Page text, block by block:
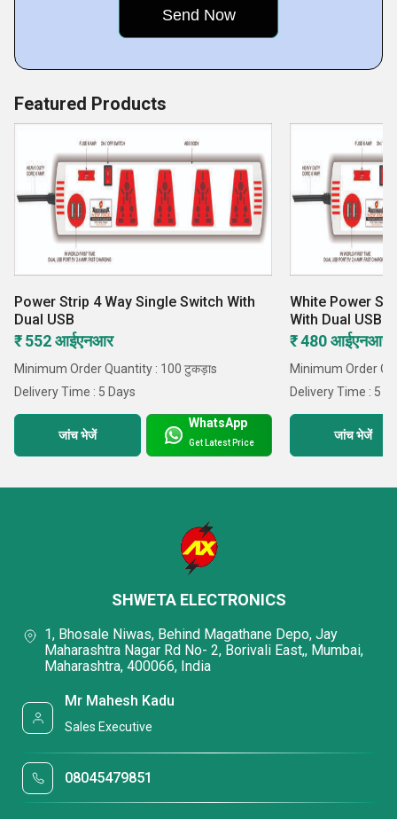
Featured Products
Power Strip 4 Way Single Switch With
Dual USB
₹ 552 आईएनआर
Minimum Order Quantity : 100 टुकड़ाs
Delivery Time : 5 Days
जांच भेजें
WhatsApp
Get Latest Price
White Power
With Dual USB
₹ 480 आईएनआर
Minimum Order
Delivery Time : 5
जांच भेजें
SHWETA ELECTRONICS
1, Bhosale Niwas, Behind Magathane Depo, Jay
Maharashtra Nagar Rd No- 2, Borivali East,, Mumbai,
Maharashtra, 400066, India
Mr Mahesh Kadu
Sales Executive
08045479851